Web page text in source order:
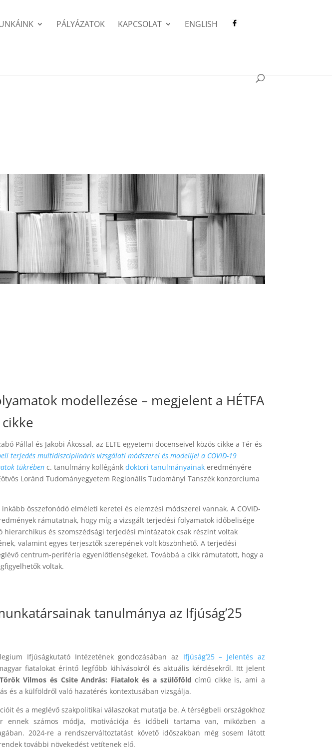
PÁLYÁZATOK KAPCSOLAT ENGLISH
modellezése – megjelent a HÉTFA
Pállal és Jakobi Ákossal, az ELTE egyetemi docenseivel közös cikke a Tér és
terjedés multidiszciplináris vizsgálati módszerei és modelljei a COVID-19
tükrébenc. tanulmány kollégánkdoktori tanulmányainak eredményére
Loránd Tudományegyetem Regionális Tudományi Tanszék konzorciuma
összefonódó elméleti keretei és elemzési módszerei vannak. A COVID-
rámutatnak, hogy míg a vizsgált terjedési folyamatok időbelisége
és szomszédsági terjedési mintázatok csak részint voltak
valamint egyes terjesztők szerepének volt köszönhető. A terjedési
centrum-periféria egyenlőtlenségeket. Továbbá a cikk rámutatott, hogy a
voltak.
tanulmánya az Ifjúság’25
Ifjúságkutató Intézetének gondozásában az Ifjúság’25 – Jelentés az
fiatalokat érintő legfőbb kihívásokról és aktuális kérdésekről. Itt jelent
Vilmos és Csite András: Fiatalok és a szülőföld című cikke is, ami a
és a külföldről való hazatérés kontextusában vizsgálja.
és a meglévő szakpolitikai válaszokat mutatja be. A térségbeli országokhoz
ennek számos módja, motivációja és időbeli tartama van, miközben a
2024-re a rendszerváltoztatást követő időszakban még sosem látott
további növekedést vetítenek elő.